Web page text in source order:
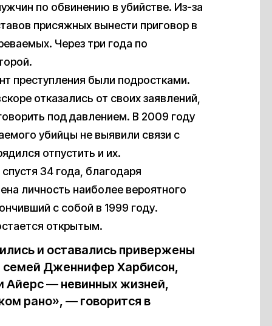
по обвинению в убийстве. Из-за
присяжных вынести приговор в
Через три года по
преступления были подростками.
отказались от своих заявлений,
под давлением. В 2009 году
убийцы не выявили связи с
отпустить и их.
34 года, благодаря
личность наиболее вероятного
с собой в 1999 году.
открытым.
и оставались привержены
семей Дженнифер Харбисон,
Айерс — невинных жизней,
рано», — говорится в